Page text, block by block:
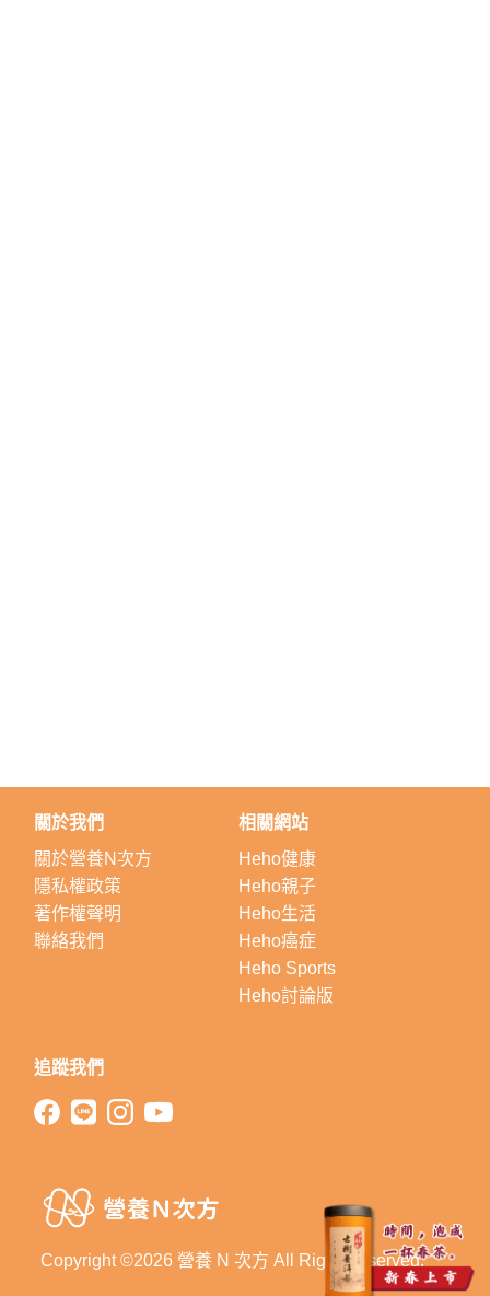
Copyright ©2026 營養 N 次方 All Right Reserved.
關於我們
關於營養N次方
隱私權政策
著作權聲明
聯絡我們
相關網站
Heho健康
Heho親子
Heho生活
Heho癌症
Heho Sports
Heho討論版
追蹤我們